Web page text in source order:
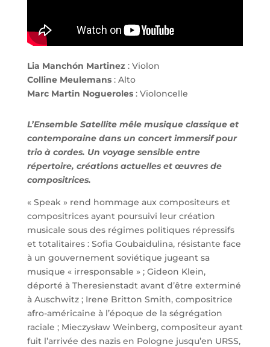
Lia Manchón Martinez: Violon
Colline Meulemans: Alto
Marc Martin Nogueroles: Violoncelle
L’Ensemble Satellite mêle musique classique et
contemporaine dans un concert immersif pour
trio à cordes. Un voyage sensible entre
répertoire, créations actuelles et œuvres de
compositrices.
« Speak » rend hommage aux compositeurs et
compositrices ayant poursuivi leur création
musicale sous des régimes politiques répressifs
et totalitaires : Sofia Goubaidulina, résistante face
à un gouvernement soviétique jugeant sa
musique « irresponsable » ; Gideon Klein,
déporté à Theresienstadt avant d’être exterminé
à Auschwitz ; Irene Britton Smith, compositrice
afro-américaine à l’époque de la ségrégation
raciale ; Mieczysław Weinberg, compositeur ayant
fuit l’arrivée des nazis en Pologne jusqu’en URSS,